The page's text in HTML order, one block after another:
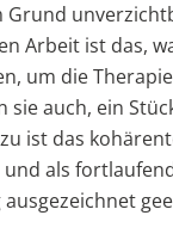
Grund
Arbeit ist das,
um die
sie auch, ein
ist das
als